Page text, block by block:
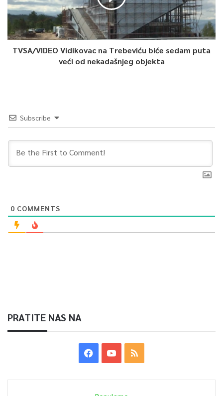
TVSA/VIDEO Vidikovac na Trebeviću biće sedam puta
veći od nekadašnjeg objekta
Subscribe
0 COMMENTS
PRATITE NAS NA